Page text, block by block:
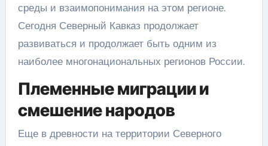
среды и взаимопонимания на этом регионе.
Сегодня Северный Кавказ продолжает
развиваться и продолжает быть одним из
наиболее многонациональных регионов России.
Племенные миграции и
смешение народов
Еще в древности на территории Северного